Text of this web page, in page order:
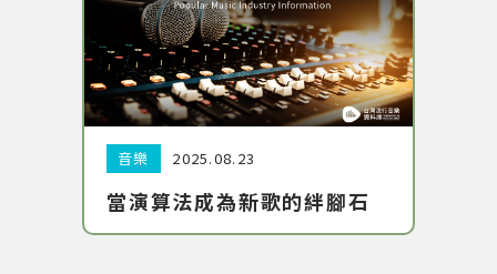
分類:
音樂 日期:
2025.08.23
當演算法成為新歌的絆腳石